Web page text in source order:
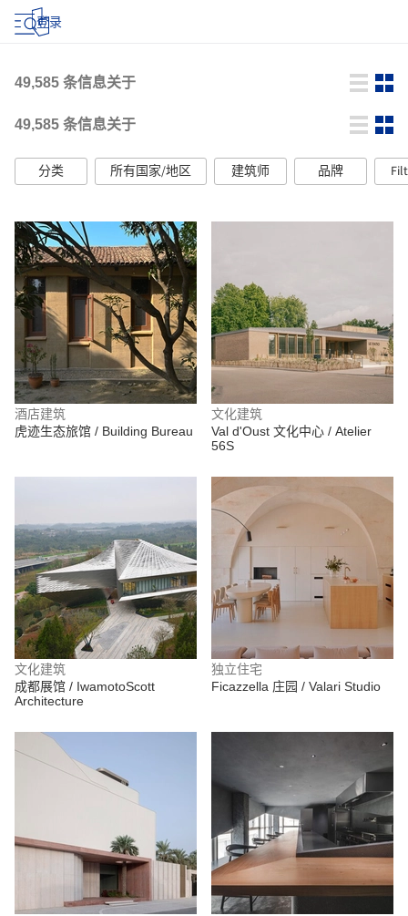
登录
49,585 条信息关于
49,585 条信息关于
分类 所有国家/地区 建筑师 品牌
酒店建筑
虎迹生态旅馆 / Building Bureau
文化建筑
Val d'Oust 文化中心 / Atelier
56S
文化建筑
成都展馆 / IwamotoScott
Architecture
独立住宅
Ficazzella 庄园 / Valari Studio